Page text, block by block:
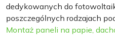
dedykowanych do
poszczególnych rodzajach
Montaż paneli na papie,